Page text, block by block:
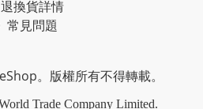
退換貨詳情
常見問題
。版權所有不得轉載。
Trade Company Limited.